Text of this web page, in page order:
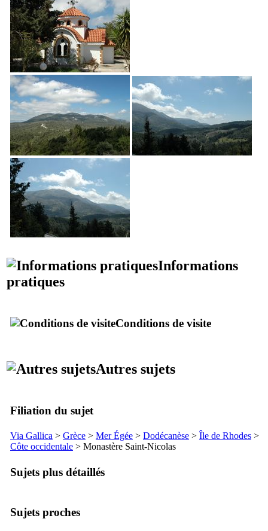
Informations
pratiques
Conditions de visite
Autres sujets
Filiation du sujet
Via Gallica > Grèce > Mer Égée > Dodécanèse > Île de Rhodes >
Côte occidentale > Monastère Saint-Nicolas
Sujets plus détaillés
Sujets proches